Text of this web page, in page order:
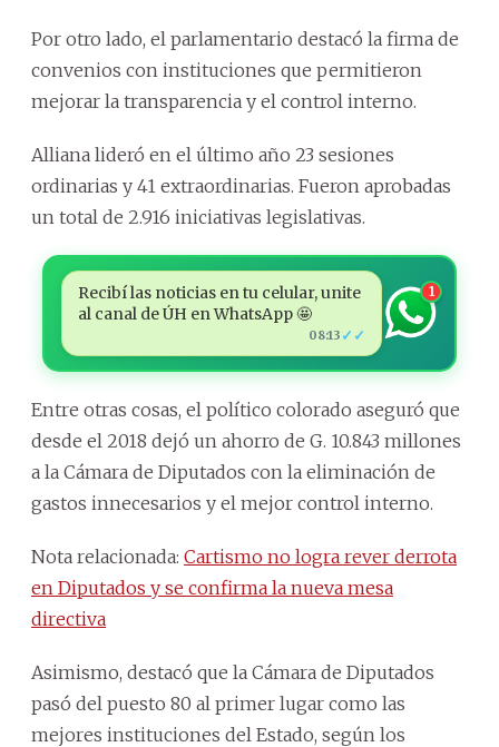
Por otro lado, el parlamentario destacó la firma de
convenios con instituciones que permitieron
mejorar la transparencia y el control interno.
Alliana lideró en el último año 23 sesiones
ordinarias y 41 extraordinarias. Fueron aprobadas
un total de 2.916 iniciativas legislativas.
Recibí las noticias en tu celular, unite
al canal de ÚH en WhatsApp 🤩
08:13 ✓✓
1
Entre otras cosas, el político colorado aseguró que
desde el 2018 dejó un ahorro de G. 10.843 millones
a la Cámara de Diputados con la eliminación de
gastos innecesarios y el mejor control interno.
Nota relacionada: Cartismo no logra rever derrota
en Diputados y se confirma la nueva mesa
directiva
Asimismo, destacó que la Cámara de Diputados
pasó del puesto 80 al primer lugar como las
mejores instituciones del Estado, según los